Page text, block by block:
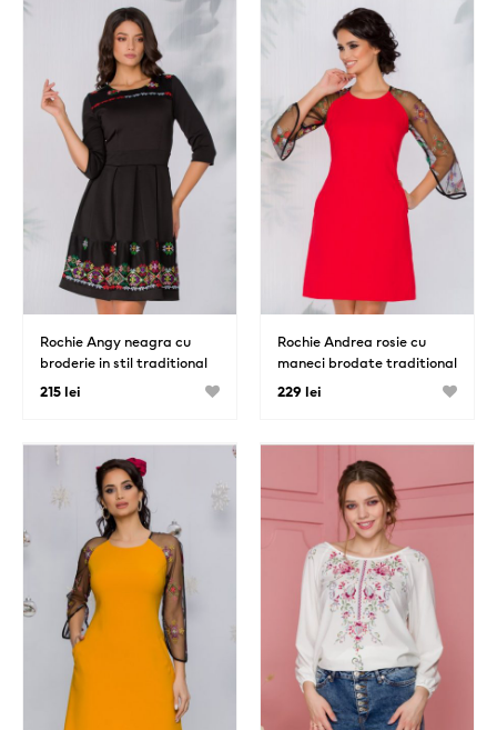
Rochie Angy neagra cu
broderie in stil traditional
215 lei
Rochie Andrea rosie cu
maneci brodate traditional
229 lei